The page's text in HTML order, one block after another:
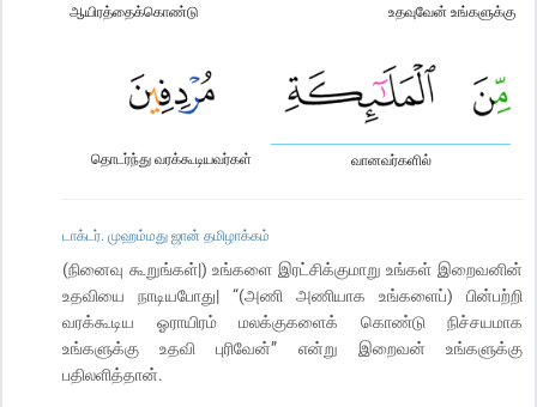
உதவுவேன் உங்களுக்கு
ஆயிரத்தைக்கொண்டு
வானவர்களில்
தொடர்ந்து வரக்கூடியவர்கள்
டாக்டர். முஹம்மது ஜான் தமிழாக்கம்
(நினைவு கூறுங்கள்|) உங்களை இரட்சிக்குமாறு உங்கள் இறைவனின்
உதவியை நாடியபோது| “(அணி அணியாக உங்களைப்) பின்பற்றி
வரக்கூடிய ஓராயிரம் மலக்குகளைக் கொண்டு நிச்சயமாக
உங்களுக்கு உதவி புரிவேன்” என்று இறைவன் உங்களுக்கு
பதிலளித்தான்.